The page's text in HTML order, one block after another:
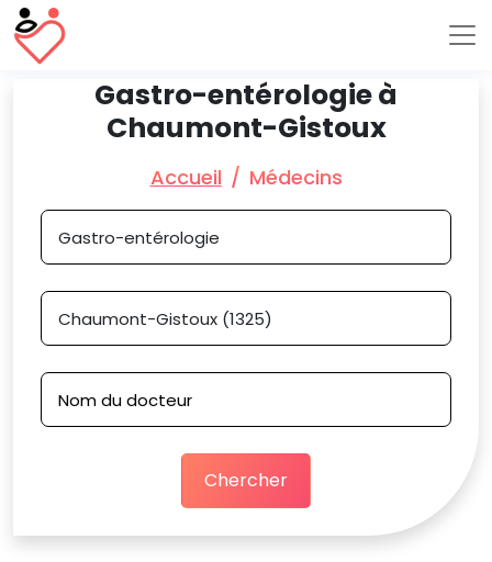
Gastro-entérologie à
Chaumont-Gistoux
Accueil Médecins
Chercher